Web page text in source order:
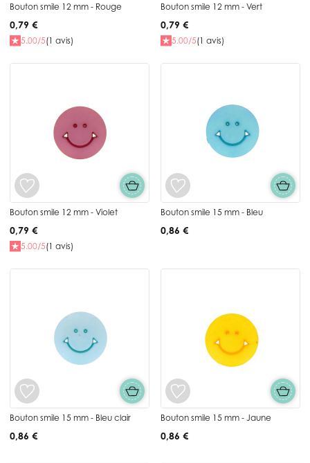
Bouton smile 12 mm - Rouge
0,79 €
5.00/5(1 avis)
Bouton smile 12 mm - Vert
0,79 €
5.00/5(1 avis)
Bouton smile 12 mm - Violet
0,79 €
5.00/5(1 avis)
Bouton smile 15 mm - Bleu
0,86 €
Bouton smile 15 mm - Bleu clair
0,86 €
Bouton smile 15 mm - Jaune
0,86 €